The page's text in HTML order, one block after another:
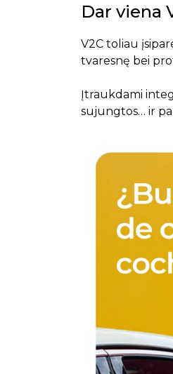
Dar viena
V2C toliau
tvaresnę bei
Įtraukdami
sujungtos… ir